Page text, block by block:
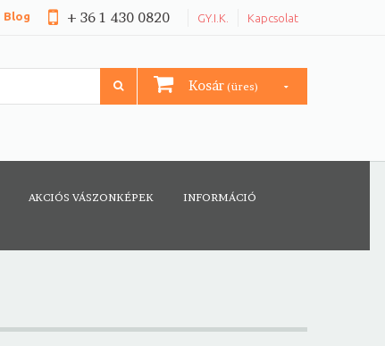
GY.I.K. Kapcsolat
+ 36 1 430 0820
Blog
Kosár (üres)
AKCIÓS VÁSZONKÉPEK INFORMÁCIÓ